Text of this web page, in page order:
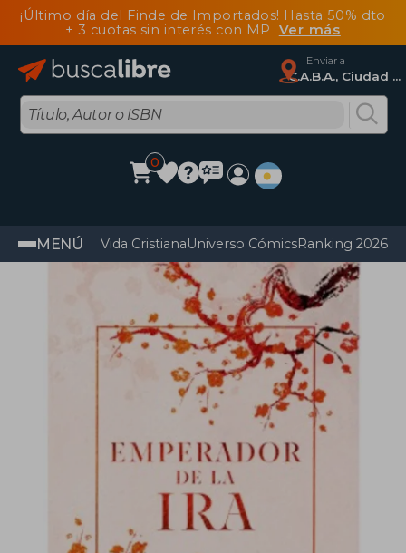
¡Último día del Finde de Importados! Hasta 50% dto
+ 3 cuotas sin interés con MP Ver más
Enviar a
C.A.B.A., Ciudad Autónoma De Buenos Aires
0
MENÚ Vida CristianaUniverso CómicsRanking 2026